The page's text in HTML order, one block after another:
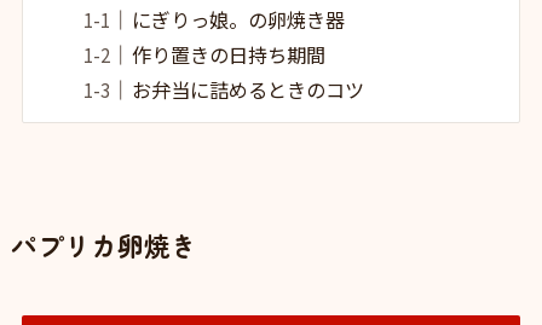
にぎりっ娘。の卵焼き器
作り置きの日持ち期間
お弁当に詰めるときのコツ
パプリカ卵焼き